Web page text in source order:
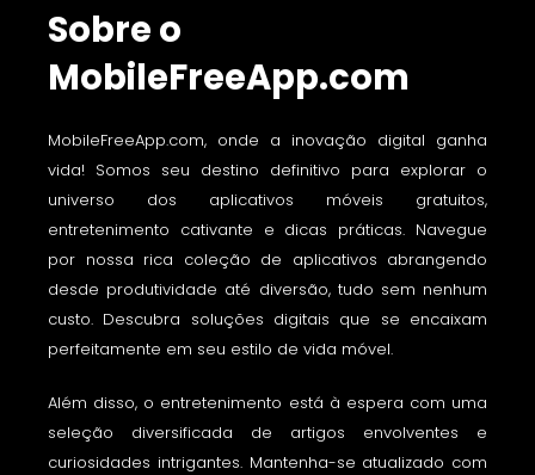
Sobre o
MobileFreeApp.com
MobileFreeApp.com, onde a inovação digital ganha
vida! Somos seu destino definitivo para explorar o
universo dos aplicativos móveis gratuitos,
entretenimento cativante e dicas práticas. Navegue
por nossa rica coleção de aplicativos abrangendo
desde produtividade até diversão, tudo sem nenhum
custo. Descubra soluções digitais que se encaixam
perfeitamente em seu estilo de vida móvel.
Além disso, o entretenimento está à espera com uma
seleção diversificada de artigos envolventes e
curiosidades intrigantes. Mantenha-se atualizado com